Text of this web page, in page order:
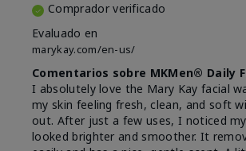
Comprador verificado
Evaluado en
marykay.com/en-us/
Comentarios sobre MKMen® Daily
I absolutely love the Mary Kay facial
my skin feeling fresh, clean, and soft
out. After just a few uses, I noticed
looked brighter and smoother. It